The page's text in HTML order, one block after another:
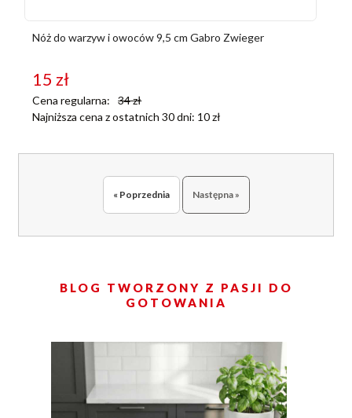
Nóż do warzyw i owoców 9,5 cm Gabro Zwieger
15 zł
Cena regularna: 34zł
Najniższa cena z ostatnich 30 dni: 10zł
« Poprzednia Następna »
BLOG TWORZONY Z PASJI DO
GOTOWANIA